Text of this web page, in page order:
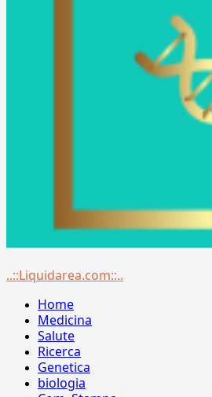
Menu
..::Liquidarea.com::..
Home
Medicina
Salute
Ricerca
Genetica
biologia